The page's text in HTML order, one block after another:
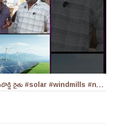
పొలం ఇవ్వడానికి సిద్ధం..? - ఎద్దులదొడ్డి రైతు #solar #windmills #naralokesh #solarenergy